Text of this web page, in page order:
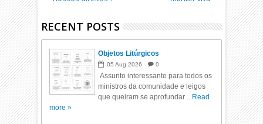
RECENT POSTS
Objetos Litúrgicos
05 Aug 2026 0
Assunto interessante para todos os
ministros da comunidade e leigos
que queiram se aprofundar ...Read
more »